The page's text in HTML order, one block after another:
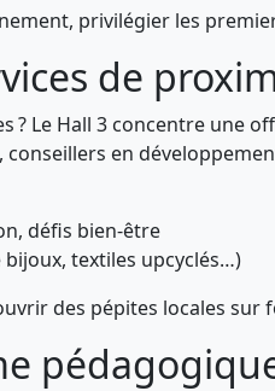
privilégier les
de
Le Hall 3 concentre une
en
défis bien-être
textiles upcyclés…)
des pépites locales sur